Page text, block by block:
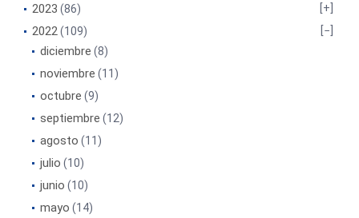
2023 (86)
2022(109)
diciembre (8)
noviembre (11)
octubre (9)
septiembre (12)
agosto (11)
julio (10)
junio (10)
mayo (14)